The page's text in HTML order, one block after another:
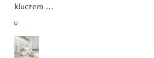
kluczem …